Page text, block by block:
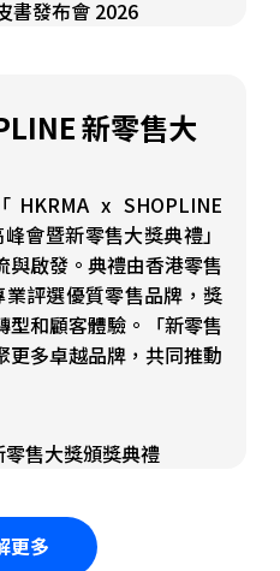
新零售大
x SHOPLINE
會暨新零售大獎典禮」
與啟發。典禮由香港零售
評選優質零售品牌，獎
型和顧客體驗。「新零售
更多卓越品牌，共同推動
更多